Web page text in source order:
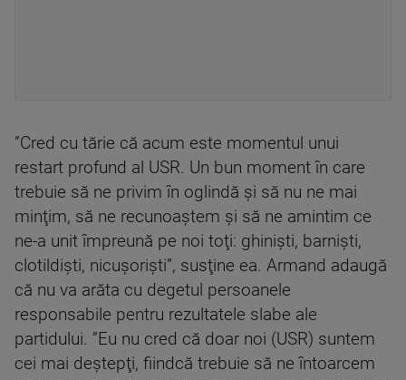
”Cred cu tărie că acum este momentul unui
restart profund al USR. Un bun moment în care
trebuie să ne privim în oglindă şi să nu ne mai
minţim, să ne recunoaştem şi să ne amintim ce
ne-a unit împreună pe noi toţi: ghinişti, barnişti,
clotildişti, nicuşorişti”, susţine ea. Armand adaugă
că nu va arăta cu degetul persoanele
responsabile pentru rezultatele slabe ale
partidului. ”Eu nu cred că doar noi (USR) suntem
cei mai deştepţi, fiindcă trebuie să ne întoarcem